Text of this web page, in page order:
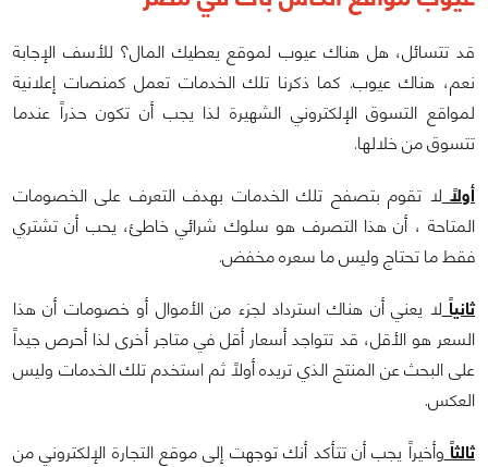
قد تتسائل، هل هناك عيوب لموقع يعطيك المال؟ للأسف الإجابة
نعم، هناك عيوب. كما ذكرنا تلك الخدمات تعمل كمنصات إعلانية
لمواقع التسوق الإلكتروني الشهيرة لذا يجب أن تكون حذراً عندما
تتسوق من خلالها.
أولاً لا تقوم بتصفح تلك الخدمات بهدف التعرف على الخصومات
المتاحة ، أن هذا التصرف هو سلوك شرائي خاطئ، يحب أن تشتري
فقط ما تحتاج وليس ما سعره مخفض.
ثانياً لا يعني أن هناك استرداد لجزء من الأموال أو خصومات أن هذا
السعر هو الأقل، قد تتواجد أسعار أقل في متاجر أخرى لذا أحرص جيداً
على البحث عن المنتج الذي تريده أولاً ثم استخدم تلك الخدمات وليس
العكس.
ثالثاً وأخيراً يجب أن تتأكد أنك توجهت إلى موقع التجارة الإلكتروني من